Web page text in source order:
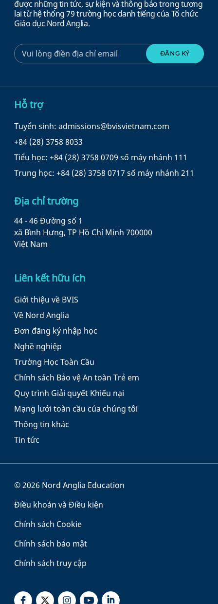
được những tin tức, sự kiện và thông báo trong tương
lai từ hệ thống 79 trường học danh tiếng của Tổ chức
Giáo dục Nord Anglia.
Hỗ trợ
Tuyển sinh: admissions@bvisvietnam.com
+84 (28) 3758 8033
Tiểu học: +84 (28) 3758 0709 số máy nhánh 111
Trung học: +84 (28) 3758 0717 số máy nhánh 211
Địa chỉ trường
44 - 46 Đường số 1
xã Bình Hưng, TP Hồ Chí Minh 700000
Việt Nam
Liên kết hữu ích
Giới thiệu về BVIS
Về Nord Anglia
Đơn đăng ký nhập học
Nghề nghiệp
Trường Học Toàn Cầu
Chính sách Bảo vệ An toàn Trẻ em
Quy trình Giải quyết Khiếu nại
Mạng lưới toàn cầu của chúng tôi
Thông tin khác
Tin tức
© 2026 Nord Anglia Education
Điều khoản và Điều kiện
Chính sách Cookie
Chính sách bảo mật
Chính sách truy cập